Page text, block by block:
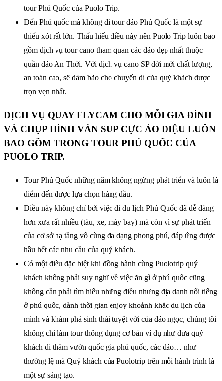
tour Phú Quốc của Puolo Trip.
Đến Phú quốc mà không đi tour đảo Phú Quốc là một sự
thiếu xót rất lớn. Thấu hiểu điều này nên Puolo Trip luôn bao
gồm dịch vụ tour cano tham quan các đảo đẹp nhất thuộc
quần đảo An Thới. Với dịch vụ cano SP đời mới chất lượng,
an toàn cao, sẽ đảm bảo cho chuyến đi của quý khách được
trọn vẹn nhất.
DỊCH VỤ QUAY FLYCAM CHO MỖI GIA ĐÌNH
VÀ CHỤP HÌNH VÁN SUP CỰC ẢO DIỆU LUÔN
BAO GỒM TRONG TOUR PHÚ QUỐC CỦA
PUOLO TRIP.
Tour Phú Quốc những năm không ngừng phát triển và luôn là
điểm đến được lựa chọn hàng đầu.
Điều này không chỉ bởi việc đi du lịch Phú Quốc đã dễ dàng
hơn xưa rất nhiều (tàu, xe, máy bay) mà còn vì sự phát triển
của cơ sở hạ tầng vô cùng đa dạng phong phú, đáp ứng được
hầu hết các nhu cầu của quý khách.
Có một điều đặc biệt khi đồng hành cùng Puolotrip quý
khách không phải suy nghĩ về việc ăn gì ở phú quốc cũng
không cần phải tìm hiểu những điều nhưng địa danh nổi tiếng
ở phú quốc, dành thời gian enjoy khoảnh khắc du lịch của
mình và khám phá sinh thái tuyệt vời của đảo ngọc, chúng tôi
không chỉ làm tour thông dụng cơ bản ví dụ như đưa quý
khách đi thăm vườn quốc gia phú quốc, các đảo… như
thường lệ mà Quý khách của Puolotrip trên mỗi hành trình là
một sự sáng tạo.